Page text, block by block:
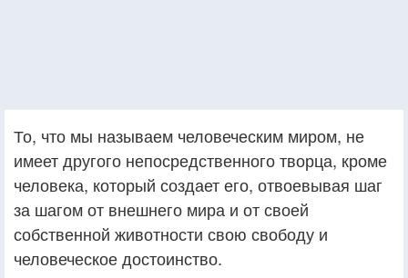
То, что мы называем человеческим миром, не
имеет другого непосредственного творца, кроме
человека, который создает его, отвоевывая шаг
за шагом от внешнего мира и от своей
собственной животности свою свободу и
человеческое достоинство.